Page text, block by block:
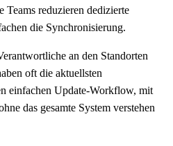
reduzieren dedizierte
die Synchronisierung.
an den Standorten
oft die aktuellsten
einfachen Update-Workflow, mit
das gesamte System verstehen